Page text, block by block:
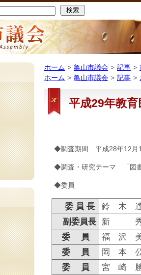
文
へ
移
ホーム 亀山市議会 記事
ホーム
亀山市議会 記事
平成29年教育
◆調査期間 平成28年12月
◆調査・研究テーマ 「図
◆委員
委 員 長
鈴 木
副委員長 新
委 員
福 沢
委 員
岡 本
委 員
宮 崎